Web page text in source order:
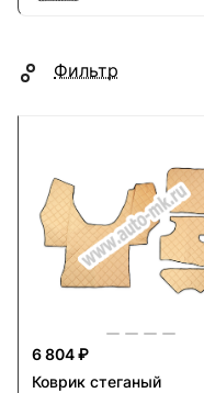
Фильтр
6 804 ₽
Коврик стеганый